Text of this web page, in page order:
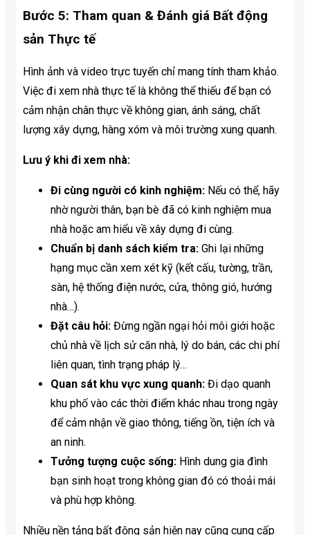
Bước 5: Tham quan & Đánh giá Bất động
sản Thực tế
Hình ảnh và video trực tuyến chỉ mang tính tham khảo.
Việc đi xem nhà thực tế là không thể thiếu để bạn có
cảm nhận chân thực về không gian, ánh sáng, chất
lượng xây dựng, hàng xóm và môi trường xung quanh.
Lưu ý khi đi xem nhà:
Đi cùng người có kinh nghiệm: Nếu có thể, hãy
nhờ người thân, bạn bè đã có kinh nghiệm mua
nhà hoặc am hiểu về xây dựng đi cùng.
Chuẩn bị danh sách kiểm tra: Ghi lại những
hạng mục cần xem xét kỹ (kết cấu, tường, trần,
sàn, hệ thống điện nước, cửa, thông gió, hướng
nhà…).
Đặt câu hỏi: Đừng ngần ngại hỏi môi giới hoặc
chủ nhà về lịch sử căn nhà, lý do bán, các chi phí
liên quan, tình trạng pháp lý…
Quan sát khu vực xung quanh: Đi dạo quanh
khu phố vào các thời điểm khác nhau trong ngày
để cảm nhận về giao thông, tiếng ồn, tiện ích và
an ninh.
Tưởng tượng cuộc sống: Hình dung gia đình
bạn sinh hoạt trong không gian đó có thoải mái
và phù hợp không.
Nhiều nền tảng bất động sản hiện nay cũng cung cấp